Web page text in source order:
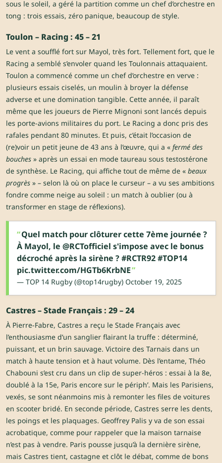
sous le soleil, a géré la partition comme un chef d’orchestre en
tong : trois essais, zéro panique, beaucoup de style.
Toulon – Racing : 45 – 21
Le vent a soufflé fort sur Mayol, très fort. Tellement fort, que le
Racing a semblé s’envoler quand les Toulonnais attaquaient.
Toulon a commencé comme un chef d’orchestre en verve :
plusieurs essais ciselés, un moulin à broyer la défense
adverse et une domination tangible. Cette année, il paraît
même que les joueurs de Pierre Mignoni sont lancés depuis
les porte-avions militaires du port. Le Racing a donc pris des
rafales pendant 80 minutes. Et puis, c’était l’occasion de
(re)voir un petit jeune de 43 ans à l’œuvre, qui a « fermé des
bouches » après un essai en mode taureau sous testostérone
de synthèse. Le Racing, qui affiche tout de même de « beaux
progrès » – selon là où on place le curseur – a vu ses ambitions
fondre comme neige au soleil : un match à oublier (ou à
transformer en stage de réflexions).
Quel match pour clôturer cette 7ème journée ?
À Mayol, le @RCTofficiel s'impose avec le bonus
décroché après la sirène ?#RCTR92#TOP14
pic.twitter.com/HGTb6KrbNE
— TOP 14 Rugby (@top14rugby) October 19, 2025
Castres – Stade Français : 29 – 24
À Pierre-Fabre, Castres a reçu le Stade Français avec
l’enthousiasme d’un sanglier flairant la truffe : déterminé,
puissant, et un brin sauvage. Victoire des Tarnais dans un
match à haute tension et à haut volume. Dès l’entame, Théo
Chabouni s’est cru dans un clip de super-héros : essai à la 8e,
doublé à la 15e, Paris encore sur le périph’. Mais les Parisiens,
vexés, se sont néanmoins mis à remonter les files de voitures
en scooter bridé. En seconde période, Castres serre les dents,
les poings et les plaquages. Geoffrey Palis y va de son essai
acrobatique, comme pour rappeler que la maison tarnaise
n’est pas à vendre. Paris pousse jusqu’à la dernière sirène,
mais Castres tient, castagne et clôt le débat, comme de bons